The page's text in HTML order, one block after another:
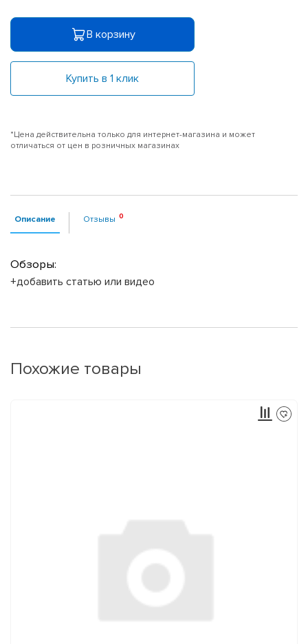
В корзину
Купить в 1 клик
*Цена действительна только для интернет-магазина и может
отличаться от цен в розничных магазинах
Описание Отзывы
Обзоры:
+добавить статью или видео
Похожие товары